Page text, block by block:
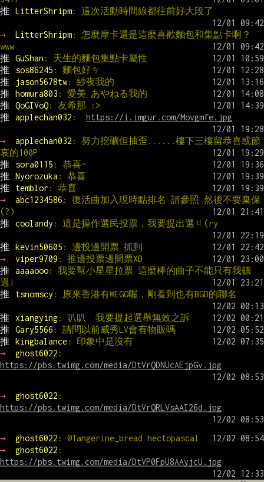
推
LitterShripm: 這次活動時間線都往前好大段了
→ LitterShripm: 怎麼摩卡還是這麼喜歡麵包和集點卡啊？
www
推
GuShan : 天生的麵包集點卡屬性
推
sos86245 : 麵包好ㄘ
推
jason5678tw: 紗夜我的
推
homura803 : 愛美 あやねる我的
推
QoGIVoQ: 友希那 :>
推
applechan032 : https://i.imgur.com/Movgmfe.jpg
→ applechan032 : 努力挖礦但抽歪......樓下三樓留恭喜或節
哀的100P
推
sora0115 : 恭喜~
推
Nyorozuka : 恭喜
推
temblor : 恭喜
→
abc1234586 : 復活曲加入現時點排名 請參照 然後不要棄保
(?)
推
coolandy : 這是操作選民投票，我要提出選ㄐ(ry
推 kevin50605 : 邊投邊開票 抓到
→
viper9709 : 推邊投票邊開票XD
推
aaaaooo: 我要幫小星星拉票 這麼棒的曲子不能只有我聽
過!
推
tsnomscy : 原來香港有WEGO喔，剛看到也有BGD的聯名
推 xiangying: 叭叭  我要提起選舉無效之訴
推
Gary5566 : 請問以前威秀LV會有物販嗎
推
kingbalance: 印象中是沒有
→
ghost6022
https://pbs.twimg.com/media/DtVrQDNUcAEjpGv.jpg
→ ghost6022
https://pbs.twimg.com/media/DtVrQRLVsAAI26d.jpg
→ ghost6022 : @Tangerine_bread hectopascal
→
ghost6022
https://pbs.twimg.com/media/DtVP0FpU8AAyjcU.jpg